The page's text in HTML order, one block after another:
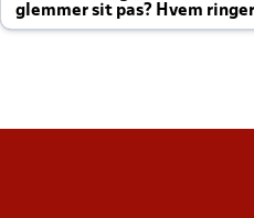
glemmer sit pas? Hvem
altid til efter kampe?